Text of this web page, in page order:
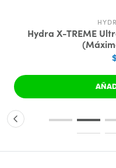
Hydra X-TREME